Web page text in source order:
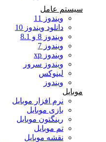
سیستم عامل
ویندوز 11
دانلود ویندوز 10
ویندوز 8 و 8.1
ویندوز 7
ویندوز xp
ویندوز سرور
لینوکس
ویندوز
موبایل
نرم افزار موبایل
بازی موبایل
رینگتون موبایل
تم موبایل
نقشه موبایل